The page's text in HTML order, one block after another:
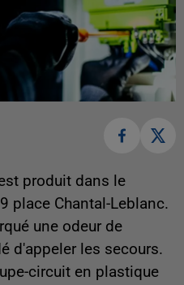
produit dans le
place Chantal-Leblanc.
une odeur de
d'appeler les secours.
circuit en plastique